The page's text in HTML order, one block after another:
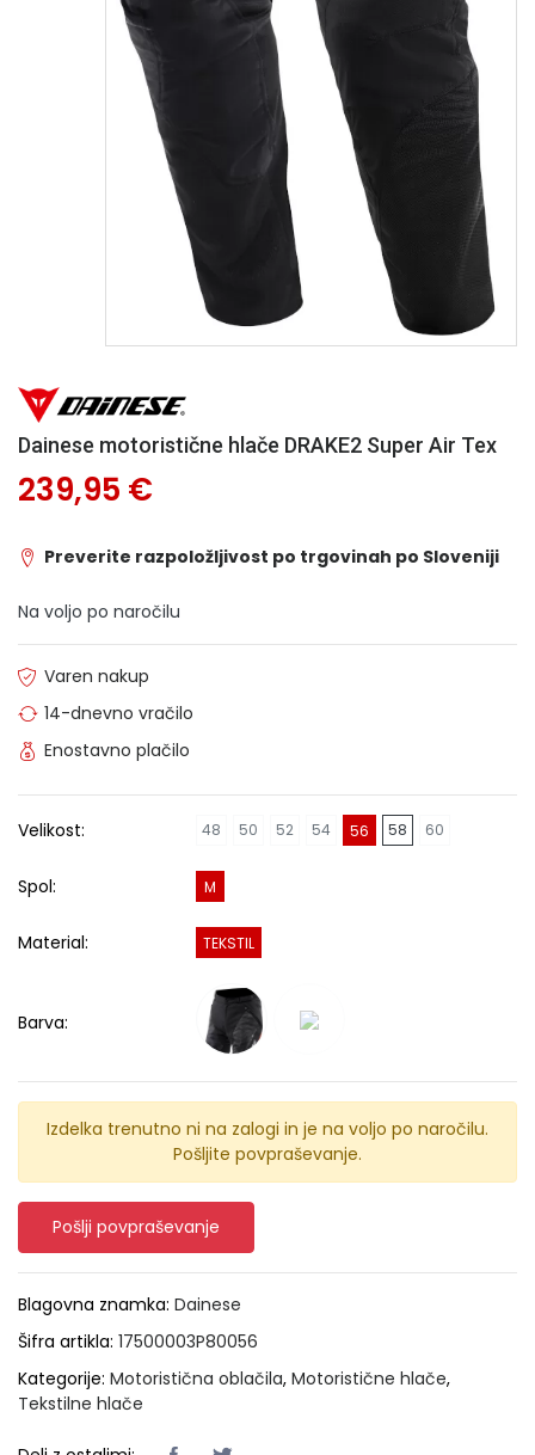
Dainese motoristične hlače DRAKE2 Super Air Tex
239,95 €
Preverite razpoložljivost po trgovinah po Sloveniji
Na voljo po naročilu
Varen nakup
14-dnevno vračilo
Enostavno plačilo
Velikost: 48 50 52 54 56 58 60
Spol: M
Material: TEKSTIL
Barva:
Izdelka trenutno ni na zalogi in je na voljo po naročilu.
Pošljite povpraševanje.
Pošlji povpraševanje
Blagovna znamka: Dainese
Šifra artikla: 17500003P80056
Kategorije: Motoristična oblačila, Motoristične hlače,
Tekstilne hlače